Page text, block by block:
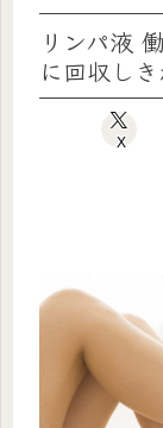
リンパ液
に回収し
X